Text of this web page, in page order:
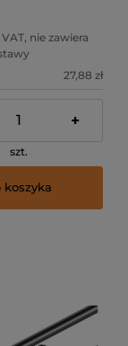
nie zawiera
27,88 zł
+
szt.
koszyka